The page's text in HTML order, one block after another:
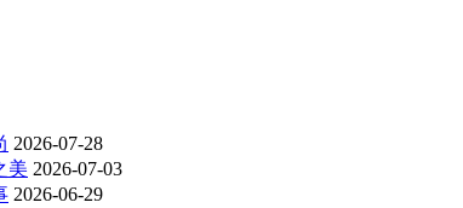
2026-07-28
美 2026-07-03
2026-06-29